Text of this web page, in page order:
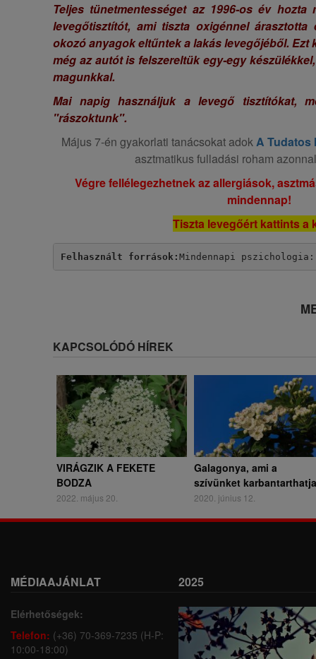
Teljes tünetmentességet az 1996-os év
levegőtisztítót, ami tiszta oxigénnel
okozó anyagok eltűntek a lakás levegőjéből. Ezt
még az autót is felszereltük egy-egy
magunkkal.
Mai napig használjuk a levegő tisztítókat,
"rászoktunk".
Május 7-én gyakorlati tanácsokat adokA Tudatos
asztmatikus fulladási roham
Végre fellélegezhetnek az allergiások,
mindennap!
Tiszta levegőért kattints a
Felhasznált források: Mindennapi
KAPCSOLÓDÓ HÍREK
VIRÁGZIK A FEKETE
BODZA
2022. május 20.
Galagonya, ami a
szívünket karbantarthatja
2020. június 12.
MÉDIAAJÁNLAT
Elérhetőségek:
Telefon: (+36) 70-369-7235 (H-P:
10:00-18:00)
2025